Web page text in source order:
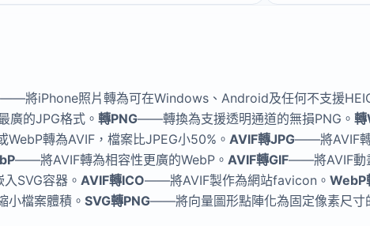
——將iPhone照片轉為可在Windows、Android及任何不支援
廣的JPG格式。 轉PNG——轉換為支援透明通道的無損PNG。
轉為AVIF，檔案比JPEG小50%。 AVIF轉JPG——將AVIF轉
——將AVIF轉為相容性更廣的WebP。 AVIF轉GIF——將AVIF動
SVG容器。 AVIF轉ICO——將AVIF製作為網站favicon。 WebP
檔案體積。 SVG轉PNG——將向量圖形點陣化為固定像素尺寸